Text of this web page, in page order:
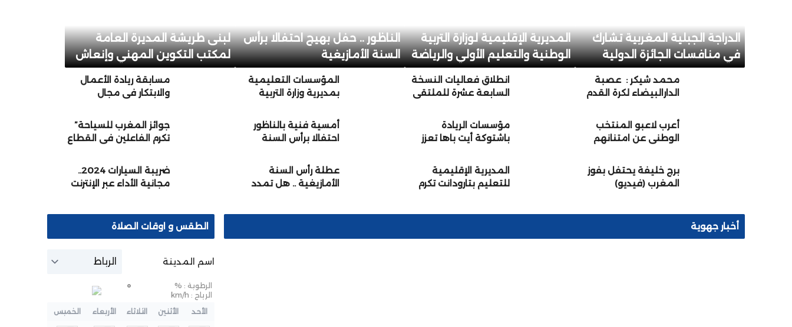
الدراجة الجبلية المغربية تشارك
في منافسات الجائزة الدولية
الكبرى “شانتال بيا” بالكاميرون
من أجل الدفاع عن لقبها
محمد شيكر : عصبة
الدارالبيضاء لكرة القدم
وصناعة المواهب
الكروية.
أعرب لاعبو المنتخب
الوطني عن امتنانهم
على جهوده الدؤوبة في
دعم تطوير كرة القدم
المغربية
برج خليفة يحتفل بفوز
المغرب (فيديو)
المديرية الإقليمية لوزارة التربية
الوطنية والتعليم الأولي والرياضة
بسيدي البرنوصي… تلاميذ ضحايا
الانتقام أمام أنظار مدراء
انطلاق فعاليات النسخة
السابعة عشرة للملتقى
المدرسي والمهني
والجامعي بمديرية
تارودانت
مؤسسات الريادة
باشتوكة أيت باها تعزز
المديرية الإقليمية
للتعليم بتارودانت تكرم
الناظور .. حفل بهيج احتفالا برأس
السنة الأمازيغية
المؤسسات التعليمية
بمديرية وزارة التربية
والرياضة بإنزگان أيت
ملول كسائر جهات
المملكةتحتفي بالسنة
(+صور)
أمسية فنية بالناظور
احتفالا برأس السنة
عطلة رأس السنة
الأمازيغية .. هل تمدد
لبنى طريشة المديرة العامة
لمكتب التكوين المهني وإنعاش
الشغل
مسابقة ريادة الأعمال
والابتكار في مجال
شراكة بين اكاديمية
سوس ماسة وشركة
التنمية الجهوية لانعاش
بسوس ماسة
جوائز المغرب للسياحة”
تكرم الفاعلين في القطاع
ضريبة السيارات 2024..
مجانية الأداء عبر الإنترنت
أخبار جهوية الطقس و اوقات الصلاة
اسم المدينة
الرطوبة : %
الرياح : km/h
°
الأحد الأثنين الثلاثاء الأربعاء الخميس